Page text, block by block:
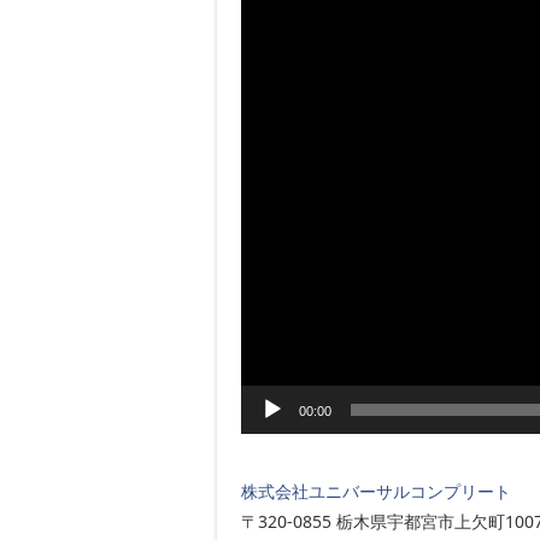
00:00
株式会社ユニバーサルコンプリート
〒320-0855 栃木県宇都宮市上欠町